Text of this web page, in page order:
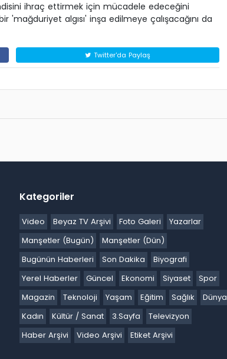
ihraç ettirmek için mücadele edeceğini
algısı' inşa edilmeye çalışacağını da
Twitter'da Paylaş
Kategoriler
Video Beyaz TV Arşivi Foto Galeri
Yazarlar
Manşetler (Bugün)
Manşetler (Dün)
Bugünün Haberleri
Son Dakika
Biyografi
Yerel Haberler
Güncel Ekonomi Siyaset
Spor
Magazin
Teknoloji Yaşam Eğitim Sağlık
Dünya
Kadın
Kültür / Sanat 3.Sayfa
Televizyon
Haber Arşivi
Video Arşivi Etiket Arşivi